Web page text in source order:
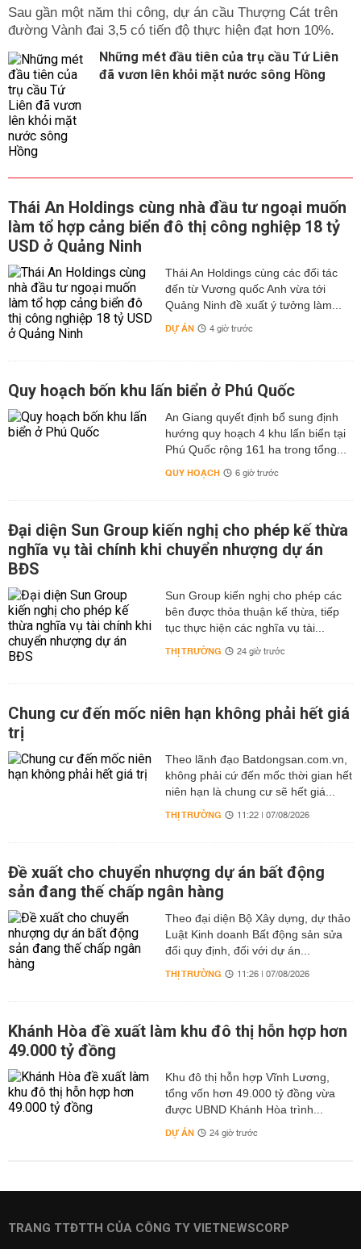
Sau gần một năm thi công, dự án cầu Thượng Cát trên
đường Vành đai 3,5 có tiến độ thực hiện đạt hơn 10%.
Những mét đầu tiên của trụ cầu Tứ Liên
đã vươn lên khỏi mặt nước sông Hồng
Thái An Holdings cùng nhà đầu tư ngoại muốn
làm tổ hợp cảng biển đô thị công nghiệp 18 tỷ
USD ở Quảng Ninh
Thái An Holdings cùng các đối tác
đến từ Vương quốc Anh vừa tới
Quảng Ninh đề xuất ý tưởng làm...
DỰ ÁN 4 giờ trước
Quy hoạch bốn khu lấn biển ở Phú Quốc
An Giang quyết định bổ sung định
hướng quy hoạch 4 khu lấn biển tại
Phú Quốc rộng 161 ha trong tổng...
QUY HOẠCH 6 giờ trước
Đại diện Sun Group kiến nghị cho phép kế thừa
nghĩa vụ tài chính khi chuyển nhượng dự án
BĐS
Sun Group kiến nghị cho phép các
bên được thỏa thuận kế thừa, tiếp
tục thực hiện các nghĩa vụ tài...
THỊ TRƯỜNG 24 giờ trước
Chung cư đến mốc niên hạn không phải hết giá
trị
Theo lãnh đạo Batdongsan.com.vn,
không phải cứ đến mốc thời gian hết
niên hạn là chung cư sẽ hết giá...
THỊ TRƯỜNG 11:22 | 07/08/2026
Đề xuất cho chuyển nhượng dự án bất động
sản đang thế chấp ngân hàng
Theo đại diện Bộ Xây dựng, dự thảo
Luật Kinh doanh Bất động sản sửa
đổi quy định, đối với dự án...
THỊ TRƯỜNG 11:26 | 07/08/2026
Khánh Hòa đề xuất làm khu đô thị hỗn hợp hơn
49.000 tỷ đồng
Khu đô thị hỗn hợp Vĩnh Lương,
tổng vốn hơn 49.000 tỷ đồng vừa
được UBND Khánh Hòa trình...
DỰ ÁN 24 giờ trước
TRANG TTĐTTH CỦA CÔNG TY VIETNEWSCORP